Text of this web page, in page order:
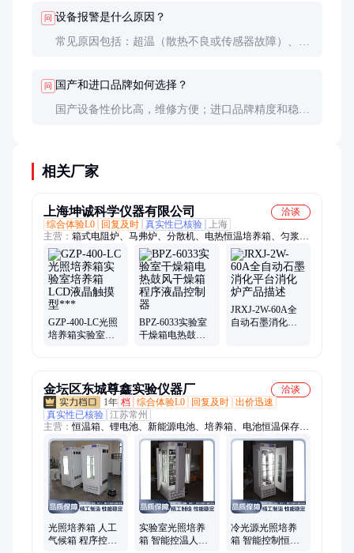
问 设备报警是什么原因？
常见原因包括：超温（散热不良或传感器故障）、湿
问 国产和进口品牌如何选择？
国产设备性价比高，维修方便；进口品牌精度和稳定
相关厂家
上海坤诚科学仪器有限公司
洽谈
综合体验L0
回复及时 真实性已核验
上海
主营： 箱式电阻炉、马弗炉、分散机、电热恒温培养箱、匀浆
机、浊度计、液氮罐、低温冷却液循环泵、移液器、土壤干燥
箱、电热恒温水浴锅、摇床烧瓶夹具
GZP-400-LC光照
培养箱实验室培
BPZ-6033实验室
干燥箱电热鼓风
JRXJ-2W-60A全
自动石墨消化平
金坛区东城尊鑫实验仪器厂
洽谈
1年 档 综合体验L0 回复及时 出价迅速
真实性已核验 江苏常州
主营：恒温箱、锂电池、新能源电池、培养箱、电池恒温保存
箱、恒温电池试验箱
光照培养箱 人工
气候箱 程序控温
实验室光照培养
箱 智能控温人工
冷光源光照培养
箱 智能控制恒温